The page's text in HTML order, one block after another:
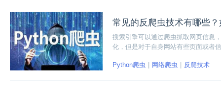
常见的反爬虫技术有哪些
搜索引擎可以通过爬虫抓取网页信息
化，但是对于自身网站有些页面或者
Python爬虫
网络爬虫 反爬技术